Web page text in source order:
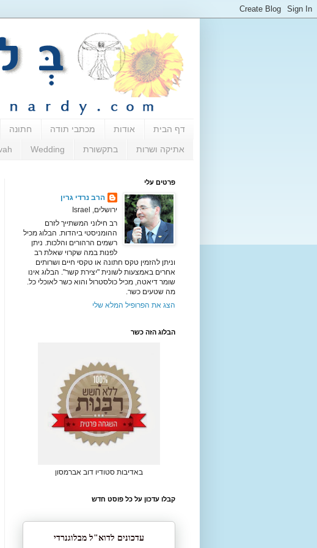
דף הבית אודות מכתבי תודה חתונה
אתיקה ושרות בתקשורת Wedding
פרטים עלי
הרב נרדי גרין
ירושלים, Israel
רב חילוני המשתייך לזרם
ההומניסטי ביהדות. הבלוג מכיל
רשמים הרהורים והלכות. ניתן
לפנות במה שקרוי שאלת רב
וניתן להזמין טקס חתונה או טקסי חיים ושרותים
אחרים באמצעות לשונית "יצירת קשר". הבלוג אינו
שומר דיאטה, מכיל כולסטרול והוא כשר לאוכלי כל.
מה שטעים כשר.
הצג את הפרופיל המלא שלי
הבלוג הזה כשר
באדיבות סטודיו דוב אברמסון
קבלו עדכון על כל פוסט חדש
עדכונים לדוא"ל מבלוגנרדי